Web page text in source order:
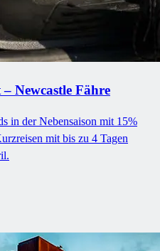
Newcastle Fähre
in der Nebensaison mit 15%
mit bis zu 4 Tagen